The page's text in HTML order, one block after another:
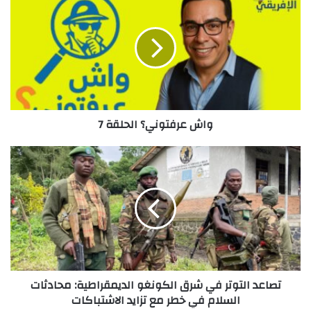
عرفتوني؟
واش عرفتوني؟ الحلقة 7
تصاعد
التوتر
في
شرق
الكونغو
الديمقراطية:
محادثات
السلام
في
تصاعد التوتر في شرق الكونغو الديمقراطية: محادثات
السلام في خطر مع تزايد الاشتباكات